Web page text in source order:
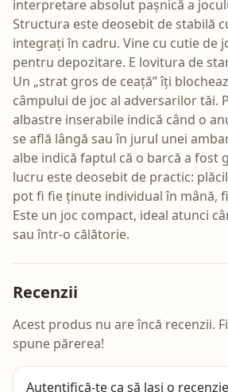
interpretare absolut pașnică a
Structura este deosebit de stabilă
integrați în cadru. Vine cu cutie de
pentru depozitare. E lovitura de
Un „strat gros de ceață” îți
câmpului de joc al adversarilor tăi.
albastre inserabile indică când o
se află lângă sau în jurul unei
albe indică faptul că o barcă a fost
lucru este deosebit de practic:
pot fi fie ținute individual în mână,
Este un joc compact, ideal atunci
sau într-o călătorie.
Recenzii
Acest produs nu are încă recenzii.
spune părerea!
Autentifică-te ca să lași o